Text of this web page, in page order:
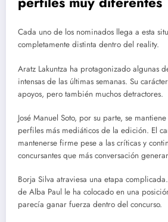
Cada uno de los nominados llega a esta
completamente distinta dentro del reality.
Aratz Lakuntza ha protagonizado algunas
intensas de las últimas semanas. Su
apoyos, pero también muchos detractores.
José Manuel Soto, por su parte, se
perfiles más mediáticos de la edición. El
mantenerse firme pese a las críticas y
concursantes que más conversación
Borja Silva atraviesa una etapa
de Alba Paul le ha colocado en una
parecía ganar fuerza dentro del concurso.